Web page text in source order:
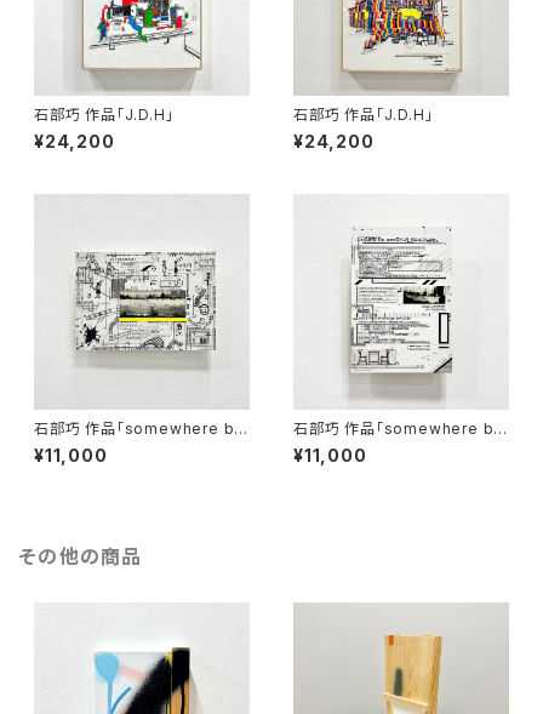
石部巧 作品「J.D.H」
¥24,200
石部巧 作品「J.D.H」
¥24,200
石部巧 作品「somewhere be
tween black and white」
¥11,000
石部巧 作品「somewhere be
tween black and white」
¥11,000
その他の商品